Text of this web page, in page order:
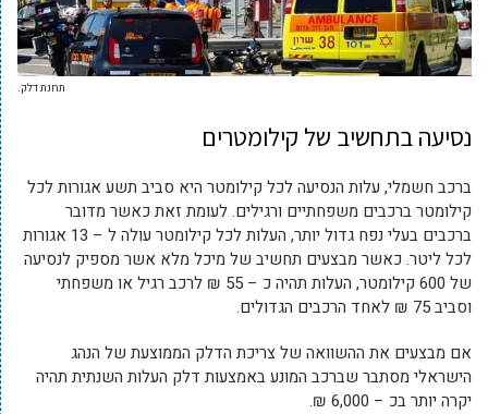
תחנת דלק.
נסיעה בתחשיב של קילומטרים
ברכב חשמלי, עלות הנסיעה לכל קילומטר היא סביב תשע אגורות לכל
קילומטר ברכבים משפחתיים ורגילים. לעומת זאת כאשר מדובר
ברכבים בעלי נפח גדול יותר, העלות לכל קילומטר עולה ל – 13 אגורות
לכל ליטר. כאשר מבצעים תחשיב של מיכל מלא אשר מספיק לנסיעה
של 600 קילומטר, העלות תהיה כ – 55 ₪ לרכב רגיל או משפחתי
וסביב 75 ₪ לאחד הרכבים הגדולים.
אם מבצעים את ההשוואה של צריכת הדלק הממוצעת של הנהג
הישראלי מסתבר שברכב המונע באמצעות דלק העלות השנתית תהיה
יקרה יותר בכ – 6,000 ₪.